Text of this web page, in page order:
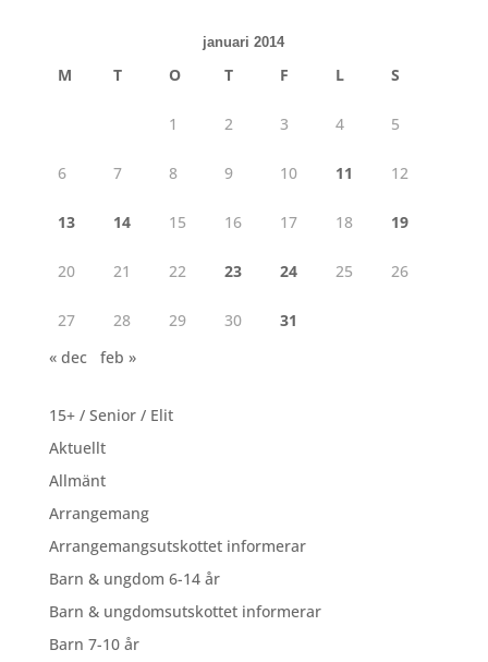
januari 2014
M T O T F L S
1 2 3 4 5
6 7 8 9 10 11 12
13 14 15 16 17 18 19
20 21 22 23 24 25 26
27 28 29 30
31
« dec
feb »
15+ / Senior / Elit
Aktuellt
Allmänt
Arrangemang
Arrangemangsutskottet informerar
Barn & ungdom 6-14 år
Barn & ungdomsutskottet informerar
Barn 7-10 år